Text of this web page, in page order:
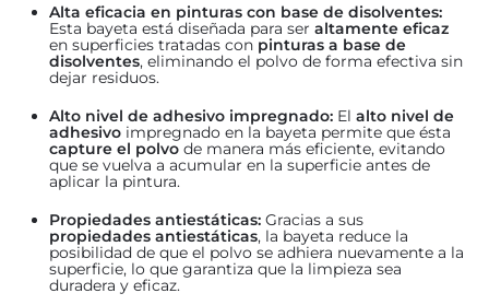
Alta eficacia en pinturas con base de disolventes:
Esta bayeta está diseñada para ser altamente eficaz
en superficies tratadas con pinturas a base de
disolventes, eliminando el polvo de forma efectiva sin
dejar residuos.
Alto nivel de adhesivo impregnado: El alto nivel de
adhesivo impregnado en la bayeta permite que ésta
capture el polvo de manera más eficiente, evitando
que se vuelva a acumular en la superficie antes de
aplicar la pintura.
Propiedades antiestáticas: Gracias a sus
propiedades antiestáticas, la bayeta reduce la
posibilidad de que el polvo se adhiera nuevamente a la
superficie, lo que garantiza que la limpieza sea
duradera y eficaz.